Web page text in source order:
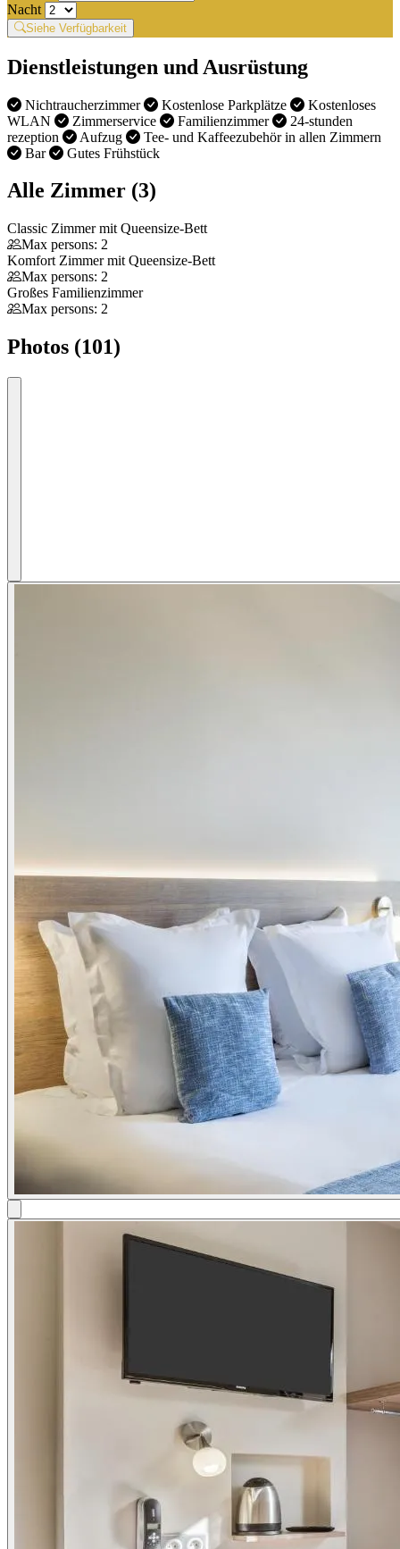
Nacht
Siehe Verfügbarkeit
Dienstleistungen und Ausrüstung
Nichtraucherzimmer Kostenlose Parkplätze
Kostenloses
WLAN
Zimmerservice Familienzimmer
24-stunden
rezeption
Aufzug
Tee- und Kaffeezubehör in allen Zimmern
Bar
Gutes Frühstück
Alle Zimmer (3)
Classic Zimmer mit Queensize-Bett
Max persons: 2
Komfort Zimmer mit Queensize-Bett
Max persons: 2
Großes Familienzimmer
Max persons: 2
Photos (101)